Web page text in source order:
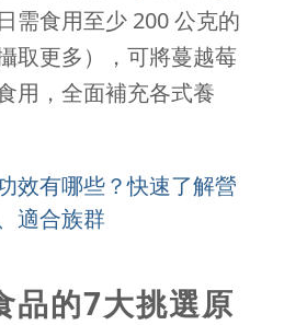
需食用至少 200 公克的
取更多），可將蔓越莓
用，全面補充各式養
效有哪些？快速了解營
適合族群
品的7大挑選原